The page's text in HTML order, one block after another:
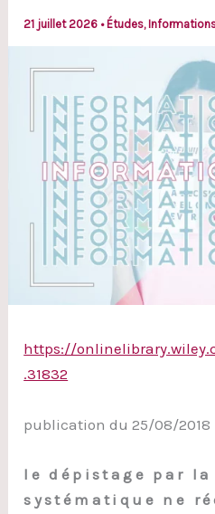
21 juillet 2026 • Études,
https://
.31832
publication du 25/08/2018
le dépistage par la
systématique ne